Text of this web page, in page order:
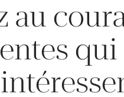
au
qui